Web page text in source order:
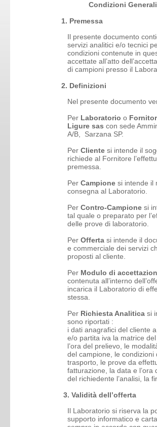
Condizioni
1. Premessa
Il presente documento
servizi analitici e/o tecnici
condizioni contenute in
accettate all’atto
di campioni presso il
2. Definizioni
Nel presente documento
Per Laboratorio o
Ligure sas con sede
A/B, Sarzana SP.
Per Cliente si intende il
richiede al Fornitore
premessa.
Per Campione si intende il
consegna al Laboratorio.
Per Contro-Campione si
tal quale o preparato per
delle prove di laboratorio.
Per Offerta si intende il
e commerciale dei servizi
proposti al cliente.
Per Modulo di
contenuta all’interno
incarica il Laboratorio di
stessa.
Per Richiesta Analitica si
sono riportati :
i dati anagrafici del cliente
e/o partita iva la matrice
l’ora del prelievo, le
del campione, le
trasporto, le prove da
fatturazione, la data e
del richiedente l’analisi, la
3. Validità dell’offerta
Il Laboratorio si riserva la
supporto informatico e